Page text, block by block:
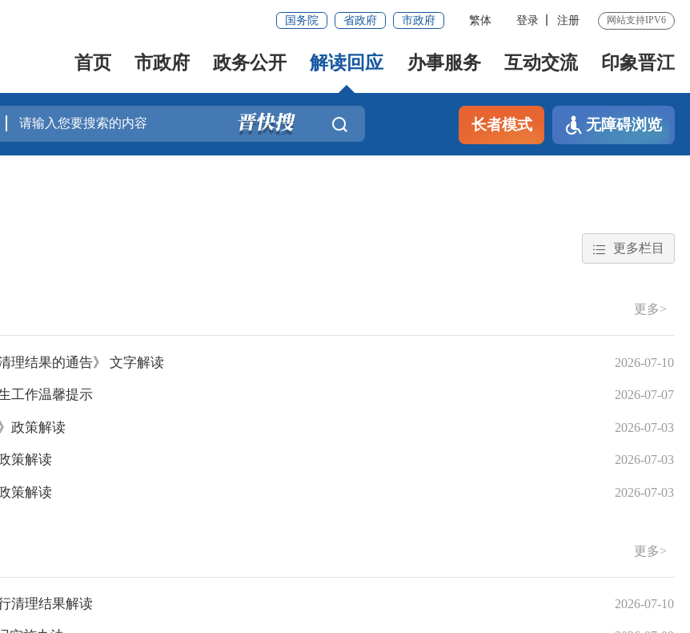
国务院 省政府 市政府 繁体 登录 注册 网站支持IPV6
首页 市政府 政务公开 解读回应 办事服务 互动交流 印象晋江
长者模式 无障碍浏览
更多栏目
更多>
理结果的通告》 文字解读 2026-07-10
工作温馨提示 2026-07-07
政策解读 2026-07-03
策解读 2026-07-03
策解读 2026-07-03
更多>
清理结果解读 2026-07-10